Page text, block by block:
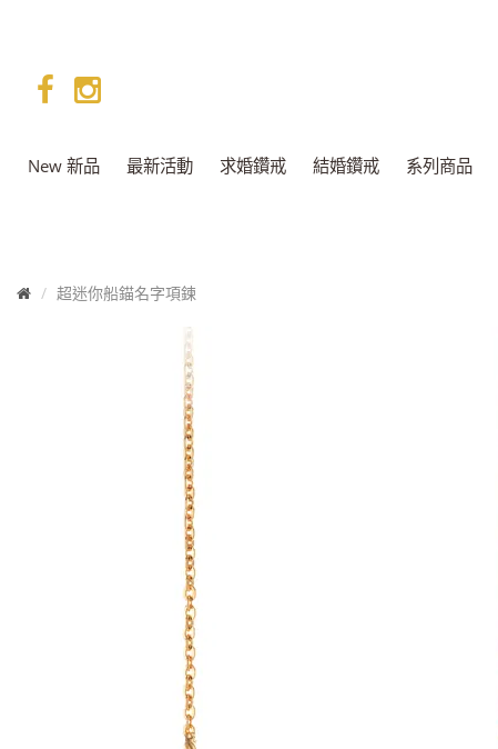
facebook
instagram
New 新品 最新活動 求婚鑽戒 結婚鑽戒 系列商品
首
超迷你船錨名字項鍊